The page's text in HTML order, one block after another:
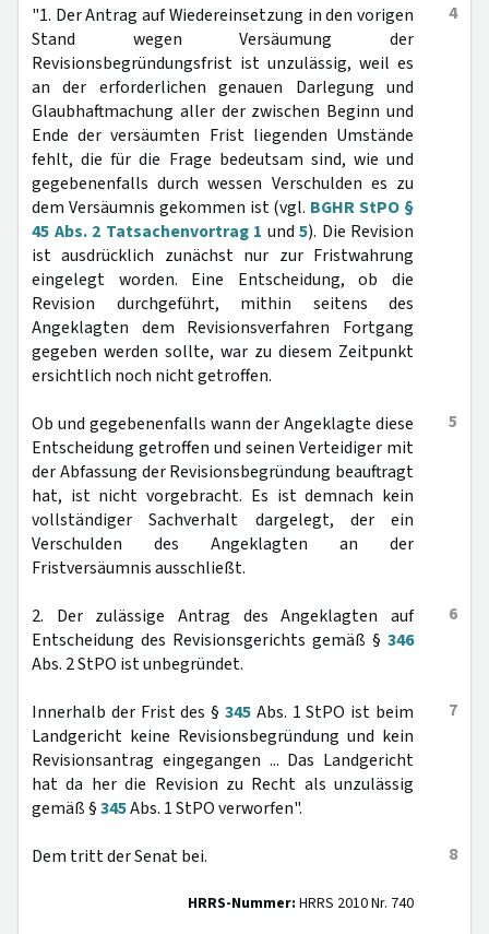
4
"1. Der Antrag auf Wiedereinsetzung in den vorigen
Stand wegen Versäumung der
Revisionsbegründungsfrist ist unzulässig, weil es
an der erforderlichen genauen Darlegung und
Glaubhaftmachung aller der zwischen Beginn und
Ende der versäumten Frist liegenden Umstände
fehlt, die für die Frage bedeutsam sind, wie und
gegebenenfalls durch wessen Verschulden es zu
dem Versäumnis gekommen ist (vgl. BGHR StPO §
45 Abs. 2 Tatsachenvortrag 1 und 5). Die Revision
ist ausdrücklich zunächst nur zur Fristwahrung
eingelegt worden. Eine Entscheidung, ob die
Revision durchgeführt, mithin seitens des
Angeklagten dem Revisionsverfahren Fortgang
gegeben werden sollte, war zu diesem Zeitpunkt
ersichtlich noch nicht getroffen.
5
Ob und gegebenenfalls wann der Angeklagte diese
Entscheidung getroffen und seinen Verteidiger mit
der Abfassung der Revisionsbegründung beauftragt
hat, ist nicht vorgebracht. Es ist demnach kein
vollständiger Sachverhalt dargelegt, der ein
Verschulden des Angeklagten an der
Fristversäumnis ausschließt.
6
2. Der zulässige Antrag des Angeklagten auf
Entscheidung des Revisionsgerichts gemäß § 346
Abs. 2 StPO ist unbegründet.
7
Innerhalb der Frist des § 345 Abs. 1 StPO ist beim
Landgericht keine Revisionsbegründung und kein
Revisionsantrag eingegangen ... Das Landgericht
hat da her die Revision zu Recht als unzulässig
gemäß §345Abs. 1 StPO verworfen".
8
Dem tritt der Senat bei.
HRRS-Nummer: HRRS 2010 Nr. 740